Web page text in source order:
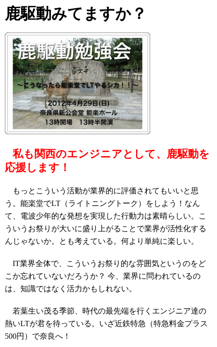
鹿駆動みてますか？
私も関西のエンジニアとして、鹿駆動を
応援します！
もっとこういう活動が業界的に評価されてもいいと思
う。能楽堂でLT（ライトニングトーク）をしよう！なん
て、電波少年的な発想を実現した行動力は素晴らしい。こ
ういうお祭りが大いに盛り上がることで業界が活性化する
んじゃないか。とも考えている。何より単純に楽しい。
IT業界全体で、こういうお祭り的な雰囲気というのをど
こか忘れていないだろうか？ 今、業界に問われているの
は、知識ではなく活力かもしれない。
若葉生い茂る季節、時代の最先端を行くエンジニア達の
熱いLTが君を待っている。いざ近鉄特急（特急料金プラス
500円）で奈良へ！